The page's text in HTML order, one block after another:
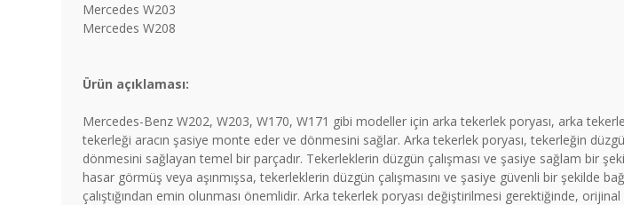
Mercedes W203
Mercedes W208
Ürün açıklaması:
Mercedes-Benz W202, W203, W170, W171 gibi modeller için arka tekerlek poryası, arka
tekerleği aracın şasiye monte eder ve dönmesini sağlar. Arka tekerlek poryası, tekerleğin
dönmesini sağlayan temel bir parçadır. Tekerleklerin düzgün çalışması ve şasiye sağlam bir
hasar görmüş veya aşınmışsa, tekerleklerin düzgün çalışmasını ve şasiye güvenli bir şekilde
çalıştığından emin olunması önemlidir. Arka tekerlek poryası değiştirilmesi gerektiğinde,